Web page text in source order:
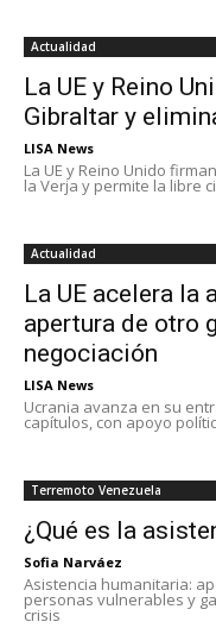
Actualidad
La UE y Reino
Gibraltar y
LISA News
La UE y Reino Unido
la Verja y permite la libre
Actualidad
La UE acelera la
apertura de otro
negociación
LISA News
Ucrania avanza en su
capítulos, con apoyo
Terremoto Venezuela
¿Qué es la
Sofia Narváez
Asistencia humanitaria:
personas vulnerables y
crisis